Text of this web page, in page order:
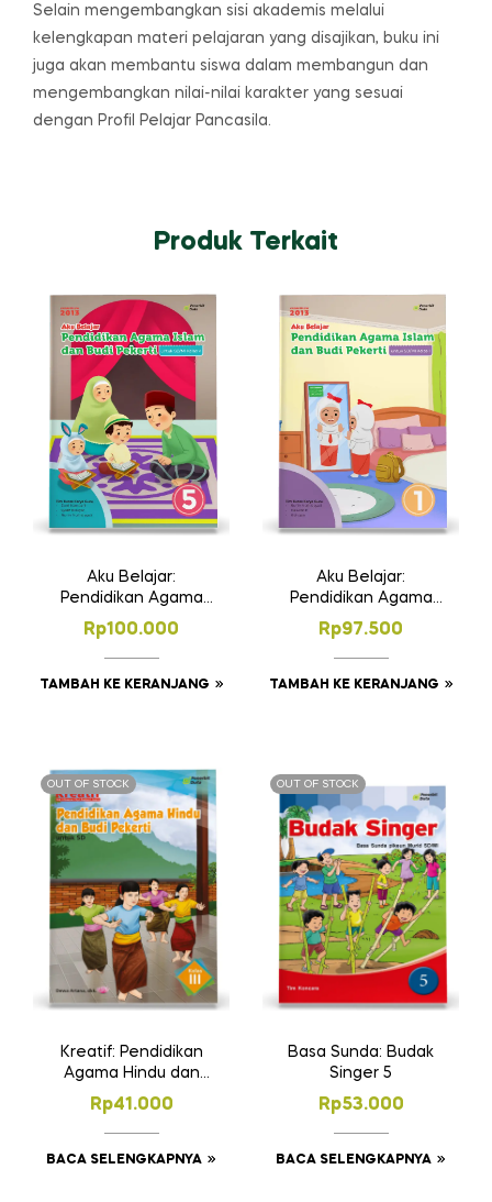
Selain mengembangkan sisi akademis melalui
kelengkapan materi pelajaran yang disajikan, buku ini
juga akan membantu siswa dalam membangun dan
mengembangkan nilai-nilai karakter yang sesuai
dengan Profil Pelajar Pancasila.
Produk Terkait
Aku Belajar:
Pendidikan Agama
Islam dan Budi
Pekerti SD Kelas 5
Rp100.000
TAMBAH KE KERANJANG
Aku Belajar:
Pendidikan Agama
Islam dan Budi
Pekerti SD Kelas 1
Rp97.500
TAMBAH KE KERANJANG
OUT OF STOCK
Kreatif: Pendidikan
Agama Hindu dan
Budi Pekerti untuk SD
Kelas III
Rp41.000
BACA SELENGKAPNYA
OUT OF STOCK
Basa Sunda: Budak
Singer 5
Rp53.000
BACA SELENGKAPNYA